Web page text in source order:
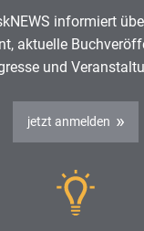
informiert
, aktuelle
und
jetzt anmelden